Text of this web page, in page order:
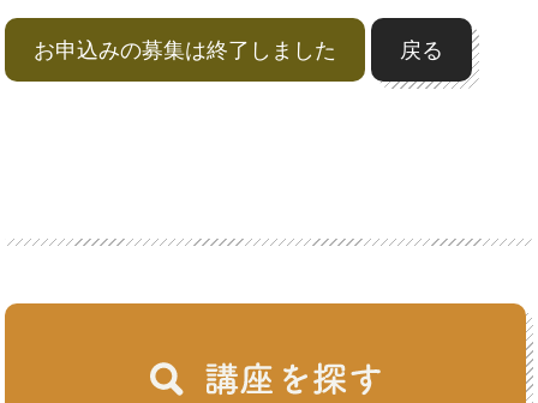
お申込みの募集は終了しました 戻る